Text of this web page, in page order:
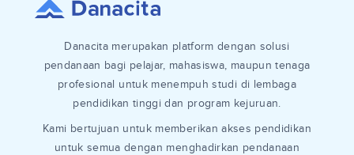
Danacita merupakan platform dengan solusi
pendanaan bagi pelajar, mahasiswa, maupun tenaga
profesional untuk menempuh studi di lembaga
pendidikan tinggi dan program kejuruan.
Kami bertujuan untuk memberikan akses pendidikan
untuk semua dengan menghadirkan pendanaan